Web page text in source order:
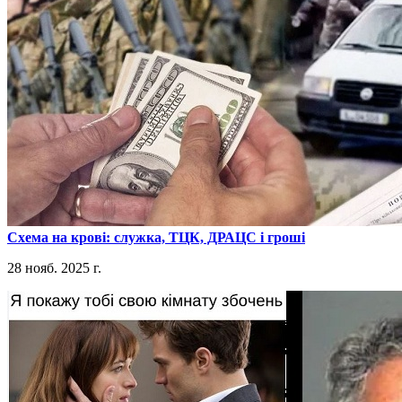
​Схема на крові: служка, ТЦК, ДРАЦС і гроші
28 нояб. 2025 г.